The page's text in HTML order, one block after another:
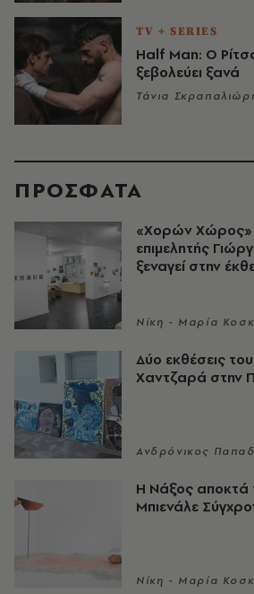
TV + SERIES
Half Man: Ο
ξεβολεύει ξανά
Τάνια
ΠΡΟΣΦΑΤΑ
«Χορών Χώρος»
επιμελητής
ξεναγεί στην
Νίκη - Μαρία
Δύο εκθέσεις
Χαντζαρά στην
Ανδρόνικος
Η Νάξος αποκτά
Μπιενάλε
Νίκη - Μαρία